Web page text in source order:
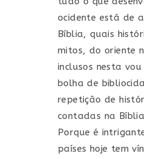
ocidente está de
Bíblia, quais
mitos, do oriente
inclusos nesta
bolha de
repetição de
contadas na
Porque é
países hoje tem